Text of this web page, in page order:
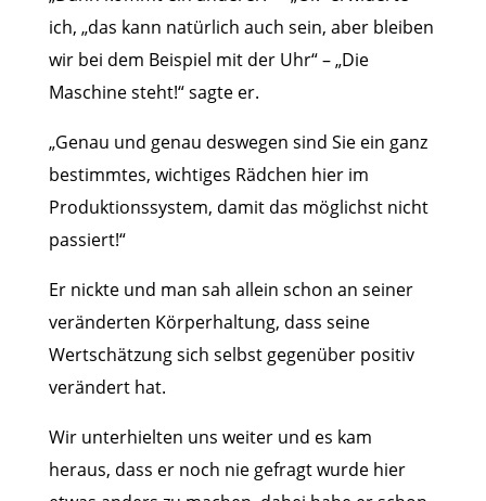
ich, „das kann natürlich auch sein, aber bleiben
wir bei dem Beispiel mit der Uhr“ – „Die
Maschine steht!“ sagte er.
„Genau und genau deswegen sind Sie ein ganz
bestimmtes, wichtiges Rädchen hier im
Produktionssystem, damit das möglichst nicht
passiert!“
Er nickte und man sah allein schon an seiner
veränderten Körperhaltung, dass seine
Wertschätzung sich selbst gegenüber positiv
verändert hat.
Wir unterhielten uns weiter und es kam
heraus, dass er noch nie gefragt wurde hier